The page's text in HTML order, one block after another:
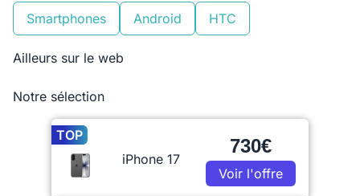
Smartphones Android HTC
Ailleurs sur le web
Notre sélection
TOP
iPhone 17
730€
Voir l'offre